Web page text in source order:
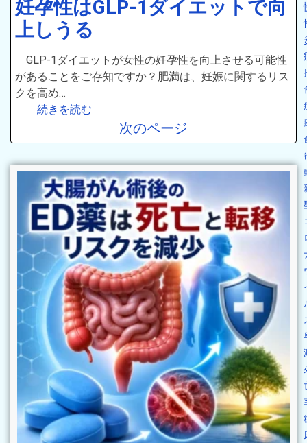
妊孕性はGLP-1ダイエットで向
上しうる
GLP-1ダイエットが女性の妊孕性を向上させる可能性
があることをご存知ですか？肥満は、妊娠に関するリス
クを高め…
続きを読む
次のページ